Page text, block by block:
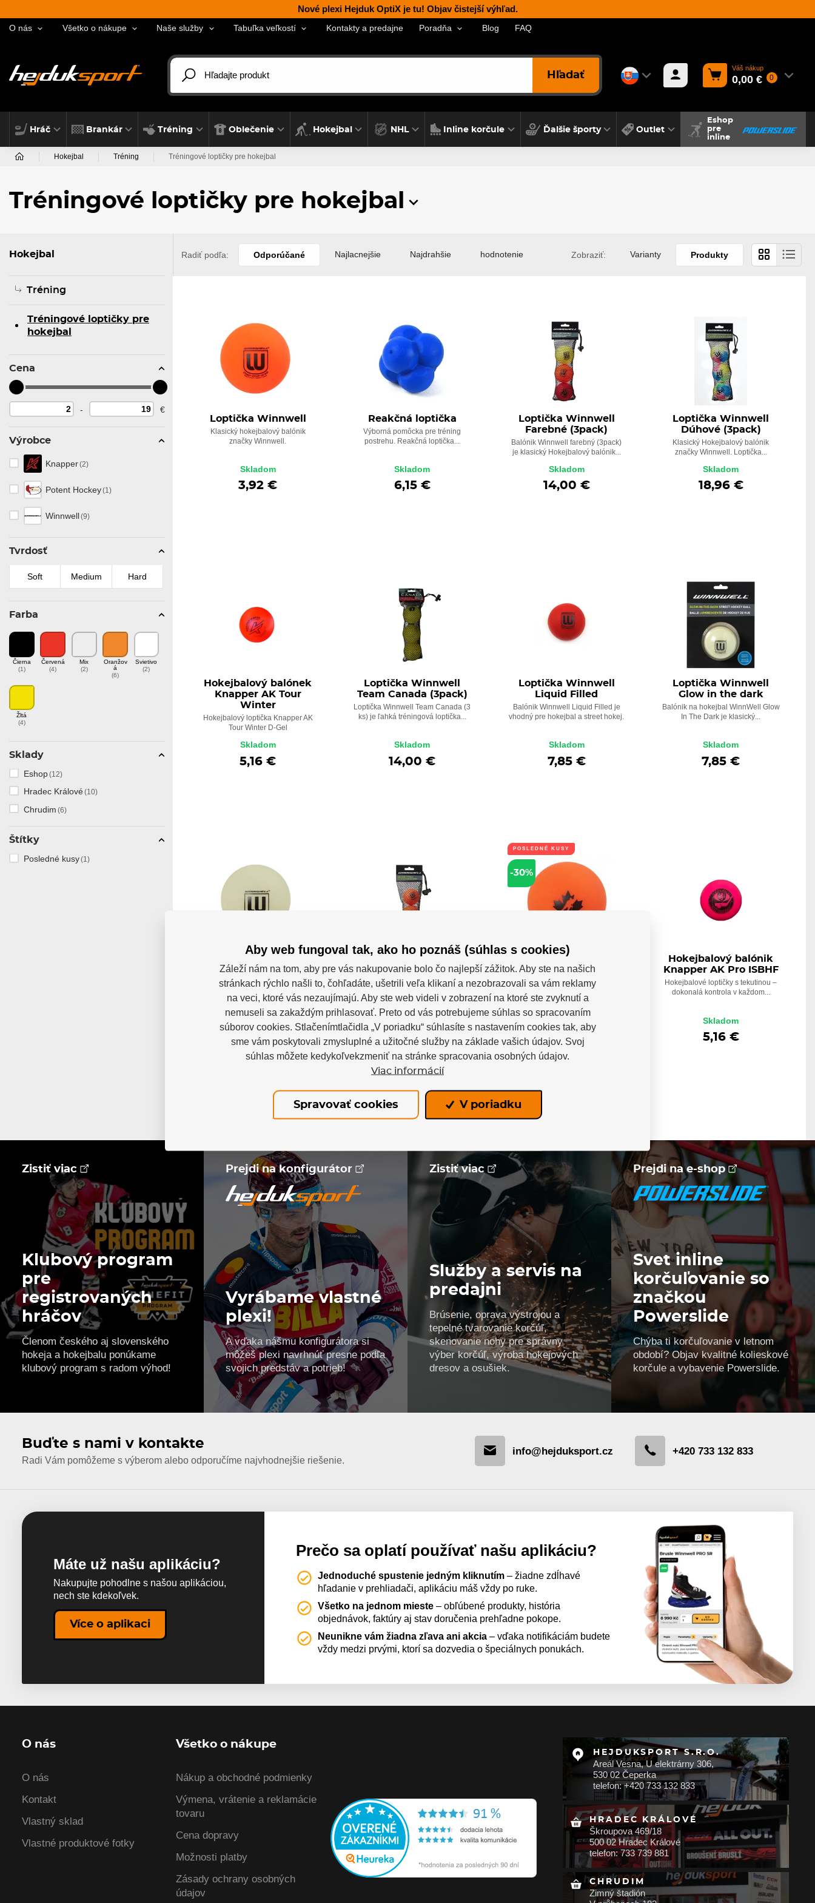
Nové plexi Hejduk OptiX je tu! Objav čistejší výhľad.
O nás Všetko o nákupe Naše služby Tabuľka veľkostí Kontakty a predajne Poradňa Blog FAQ
Hľadať
Váš nákup
0,00 € 0
Hráč Brankár Tréning Oblečenie Hokejbal NHL Inline korčule Ďalšie športy Outlet
Eshop
pre
inline
Hokejbal Tréning Tréningové loptičky pre hokejbal
Tréningové loptičky pre hokejbal
Hokejbal
Tréning
Tréningové loptičky pre
hokejbal
Cena
- €
Výrobce
Knapper(2)
Potent Hockey(1)
Winnwell(9)
Tvrdosť
Soft Medium Hard
Farba
Čierna
(1)
Červená
(4)
Mix
(2)
Oranžov
á
(6)
Svietivo
(2)
Žltá
(4)
Sklady
Eshop(12)
Hradec Králové(10)
Chrudim (6)
Štítky
Posledné kusy(1)
Radiť podľa: Odporúčané Najlacnejšie Najdrahšie hodnotenie Zobraziť: Varianty Produkty
Loptička Winnwell
Klasický hokejbalový balónik
značky Winnwell.
Skladom
3,92 €
Reakčná loptička
Výborná pomôcka pre tréning
postrehu. Reakčná loptička...
Skladom
6,15 €
Loptička Winnwell
Farebné (3pack)
Balónik Winnwell farebný (3pack)
je klasický Hokejbalový balónik...
Skladom
14,00 €
Loptička Winnwell
Dúhové (3pack)
Klasický Hokejbalový balónik
značky Winnwell. Loptička...
Skladom
18,96 €
Hokejbalový balónek
Knapper AK Tour
Winter
Hokejbalový loptička Knapper AK
Tour Winter D-Gel
Skladom
5,16 €
Loptička Winnwell
Team Canada (3pack)
Loptička Winnwell Team Canada (3
ks) je ľahká tréningová loptička...
Skladom
14,00 €
Loptička Winnwell
Liquid Filled
Balónik Winnwell Liquid Filled je
vhodný pre hokejbal a street hokej.
Skladom
7,85 €
Loptička Winnwell
Glow in the dark
Balónik na hokejbal WinnWell Glow
In The Dark je klasický...
Skladom
7,85 €
Balónik Winnwell
Glow in the dark
(3pack)
Balónik Winnwell Glow in the dark
(3pack) - balónik strednej tvrdosti...
16,11 €
Balónik Winnwell
(3pack)
Balónik Winnwell (3pack) -sada 3
loptičiek pre tú najlepšiu zábavu...
14,00 €
POSLEDNÉ KUSY
-30%
Loptička Team Canada
(carded)
Balónik Team Canada (carded) -
klasický hokejbalový balónik s...
Skladom
5,33 €
3,72 €
Hokejbalový balónik
Knapper AK Pro ISBHF
Hokejbalové loptičky s tekutinou –
dokonalá kontrola v každom...
Skladom
5,16 €
Zistiť viac
Klubový program
pre
registrovaných
hráčov
Členom českého aj slovenského
hokeja a hokejbalu ponúkame
klubový program s radom výhod!
Prejdi na konfigurátor
Vyrábame vlastné
plexi!
A vďaka nášmu konfigurátora si
môžeš plexi navrhnúť presne podľa
svojich predstáv a potrieb!
Zistiť viac
Služby a servis na
predajni
Brúsenie, oprava výstrojou a
tepelné tvarovanie korčúľ,
skenovanie nohy pre správny
výber korčúľ, výroba hokejových
dresov a osušiek.
Prejdi na e-shop
Svet inline
korčuľovanie so
značkou
Powerslide
Chýba ti korčuľovanie v letnom
období? Objav kvalitné kolieskové
korčule a vybavenie Powerslide.
Buďte s nami v kontakte
Radi Vám pomôžeme s výberom alebo odporučíme najvhodnejšie riešenie.
info@hejduksport.cz +420 733 132 833
Máte už našu aplikáciu?
Nakupujte pohodlne s našou aplikáciou,
nech ste kdekoľvek.
Více o aplikaci
Prečo sa oplatí používať našu aplikáciu?
Jednoduché spustenie jedným kliknutím – žiadne zdĺhavé
hľadanie v prehliadači, aplikáciu máš vždy po ruke.
Všetko na jednom mieste – obľúbené produkty, história
objednávok, faktúry aj stav doručenia prehľadne pokope.
Neunikne vám žiadna zľava ani akcia – vďaka notifikáciám budete
vždy medzi prvými, ktorí sa dozvedia o špeciálnych ponukách.
O nás
O nás
Kontakt
Vlastný sklad
Vlastné produktové fotky
Všetko o nákupe
Nákup a obchodné podmienky
Výmena, vrátenie a reklamácie
tovaru
Cena dopravy
Možnosti platby
Zásady ochrany osobných
údajov
HEJDUKSPORT S.R.O.
Areál Vesna, U elektrárny 306,
530 02 Čeperka
telefon: +420 733 132 833
HRADEC KRÁLOVÉ
Škroupova 469/18
500 02 Hradec Králové
telefon: 733 739 881
CHRUDIM
Zimný štadión
Aby web fungoval tak, ako ho poznáš (súhlas s cookies)
Záleží nám na tom, aby pre vás nakupovanie bolo čo najlepší zážitok. Aby ste na našich
stránkach rýchlo našli to, čohľadáte, ušetrili veľa klikaní a nezobrazovali sa vám reklamy
na veci, ktoré vás nezaujímajú. Aby ste web videli v zobrazení na ktoré ste zvyknutí a
nemuseli sa zakaždým prihlasovať. Preto od vás potrebujeme súhlas so spracovaním
súborov cookies. Stlačenímtlačidla „V poriadku“ súhlasíte s nastavením cookies tak, aby
sme vám poskytovali zmysluplné a užitočné služby na základe vašich údajov. Svoj
súhlas môžete kedykoľvekzmeniť na stránke spracovania osobných údajov.
Viac informácií
Spravovať cookies V poriadku